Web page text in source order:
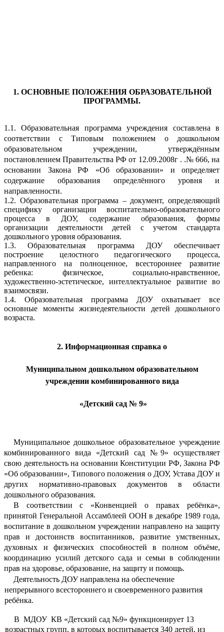
1. ОСНОВНЫЕ ПОЛОЖЕНИЯ ОБРАЗОВАТЕЛЬНОЙ
ПРОГРАММЫ.
1.1. Образовательная программа учреждения составлена в
соответствии с Типовым положением о дошкольном
образовательном учреждении, утверждённым
постановлением Правительства РФ от 12.09.2008г . .№ 666, на
основании Закона РФ «Об образовании» и определяет
содержание образования определённого уровня и
направленности.
1.2. Образовательная программа – документ, определяющий
специфику организации воспитательно-образовательного
процесса в ДОУ, содержание образования, формы
организации деятельности детей с учетом стандарта
дошкольного уровня образования.
1.3. Образовательная программа ДОУ обеспечивает
построение целостного педагогического процесса,
направленного на полноценное, всестороннее развитие
ребенка: физическое, социально-нравственное,
художественно-эстетическое, интеллектуальное развитие во
взаимосвязи.
1.4. Образовательная программа ДОУ охватывает все
основные моменты жизнедеятельности детей дошкольного
возраста.
2. Информационная справка о
Муниципальном дошкольном образовательном
учреждении комбинированного вида
«Детский сад № 9»
Муниципальное дошкольное образовательное учреждение
комбинированного вида «Детский сад №9» осуществляет
свою деятельность на основании Конституции РФ, Закона РФ
«Об образовании», Типового положения о ДОУ, Устава ДОУ и
других нормативно-правовых документов в области
дошкольного образования.
В соответствии с «Конвенцией о правах ребёнка»,
принятой Генеральной Ассамблеей ООН в декабре 1989 года,
воспитание в дошкольном учреждении направлено на защиту
прав и достоинств воспитанников, развитие умственных,
духовных и физических способностей в полном объёме,
координацию усилий детского сада и семьи в соблюдении
прав на здоровье, образование, на защиту и помощь.
Деятельность ДОУ направлена на обеспечение
непрерывного всестороннего и своевременного развития
ребёнка.
В МДОУ КВ «Детский сад №9» функционирует 13
возрастных групп, в которых воспитывается 340 детей, из